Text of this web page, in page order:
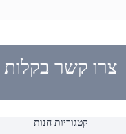
צרו קשר בקלות
קטגוריות חנות